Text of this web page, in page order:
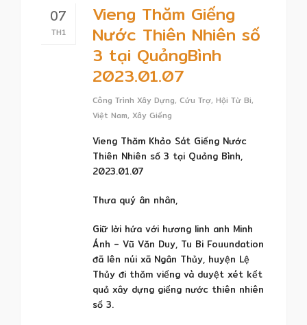
07
TH1
Vieng Thăm Giếng
Nước Thiên Nhiên số
3 tại QuảngBình
2023.01.07
Công Trình Xây Dựng, Cứu Trợ, Hội Từ Bi,
Việt Nam, Xây Giếng
Vieng Thăm Khảo Sát Giếng Nước
Thiên Nhiên số 3 tại Quảng Bình,
2023.01.07
Thưa quý ân nhân,
Giữ lời hứa với hương linh anh Minh
Ánh – Vũ Văn Duy, Tu Bi Fouundation
đã lên núi xã Ngân Thủy, huyện Lệ
Thủy đi thăm viếng và duyệt xét kết
quả xây dựng giếng nước thiên nhiên
số 3.